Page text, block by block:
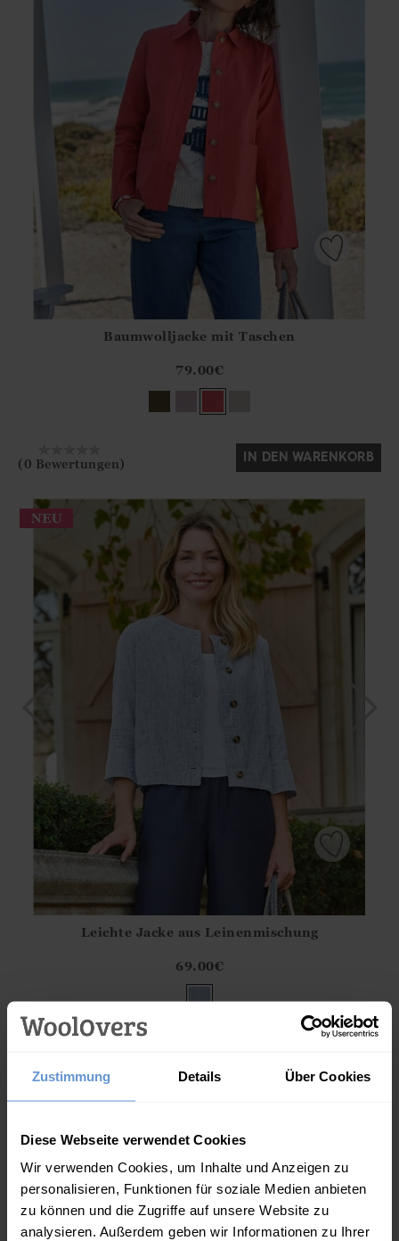
Zustimmung Details Über Cookies
Diese Webseite verwendet Cookies
Wir verwenden Cookies, um Inhalte und Anzeigen zu
personalisieren, Funktionen für soziale Medien anbieten
zu können und die Zugriffe auf unsere Website zu
analysieren. Außerdem geben wir Informationen zu Ihrer
?? ""
Ja Nein
Baumwolljacke mit Taschen
79.00€
(0 Bewertungen) IN DEN WARENKORB
?? ""
Leichte Jacke aus Leinenmischung
69.00€